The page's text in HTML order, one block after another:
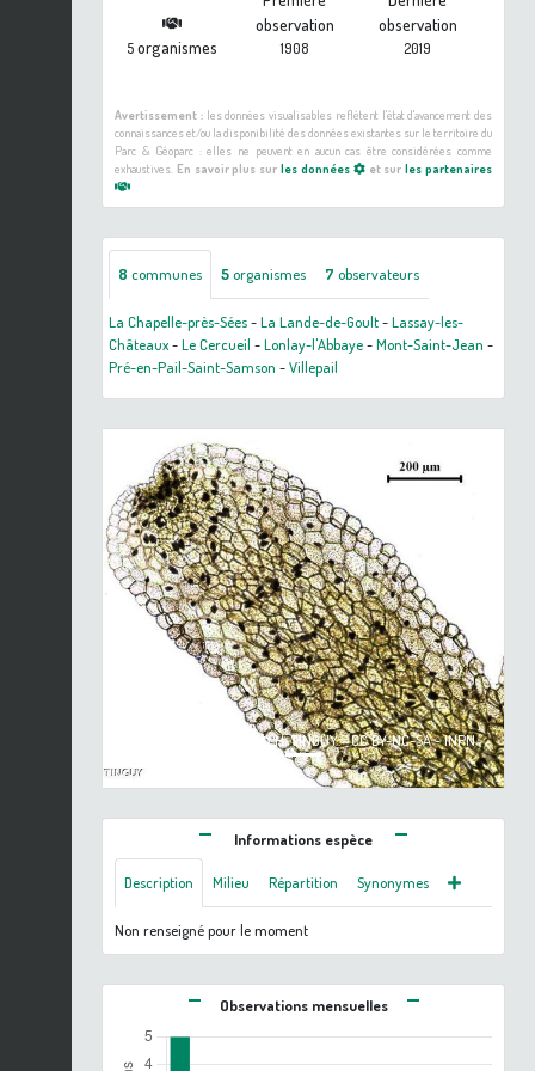
5organismes
observation
1908
observation
2019
Avertissement :les données visualisables reflètent l'état d'avancement des
connaissances et/ou la disponibilité des données existantes sur le territoire du
Parc & Géoparc : elles ne peuvent en aucun cas être considérées comme
exhaustives. En savoir plus sur les données et surles partenaires
8 communes 5organismes 7 observateurs
La Chapelle-près-Sées-La Lande-de-Goult-Lassay-les-
Châteaux-Le Cercueil -Lonlay-l'Abbaye-Mont-Saint-Jean -
Pré-en-Pail-Saint-Samson -Villepail
Riccardia multifida © H. TINGUY - CC BY-NC-SA - INPN
Previous
Informations espèce
Description Milieu Répartition Synonymes
Non renseigné pour le moment
Observations mensuelles